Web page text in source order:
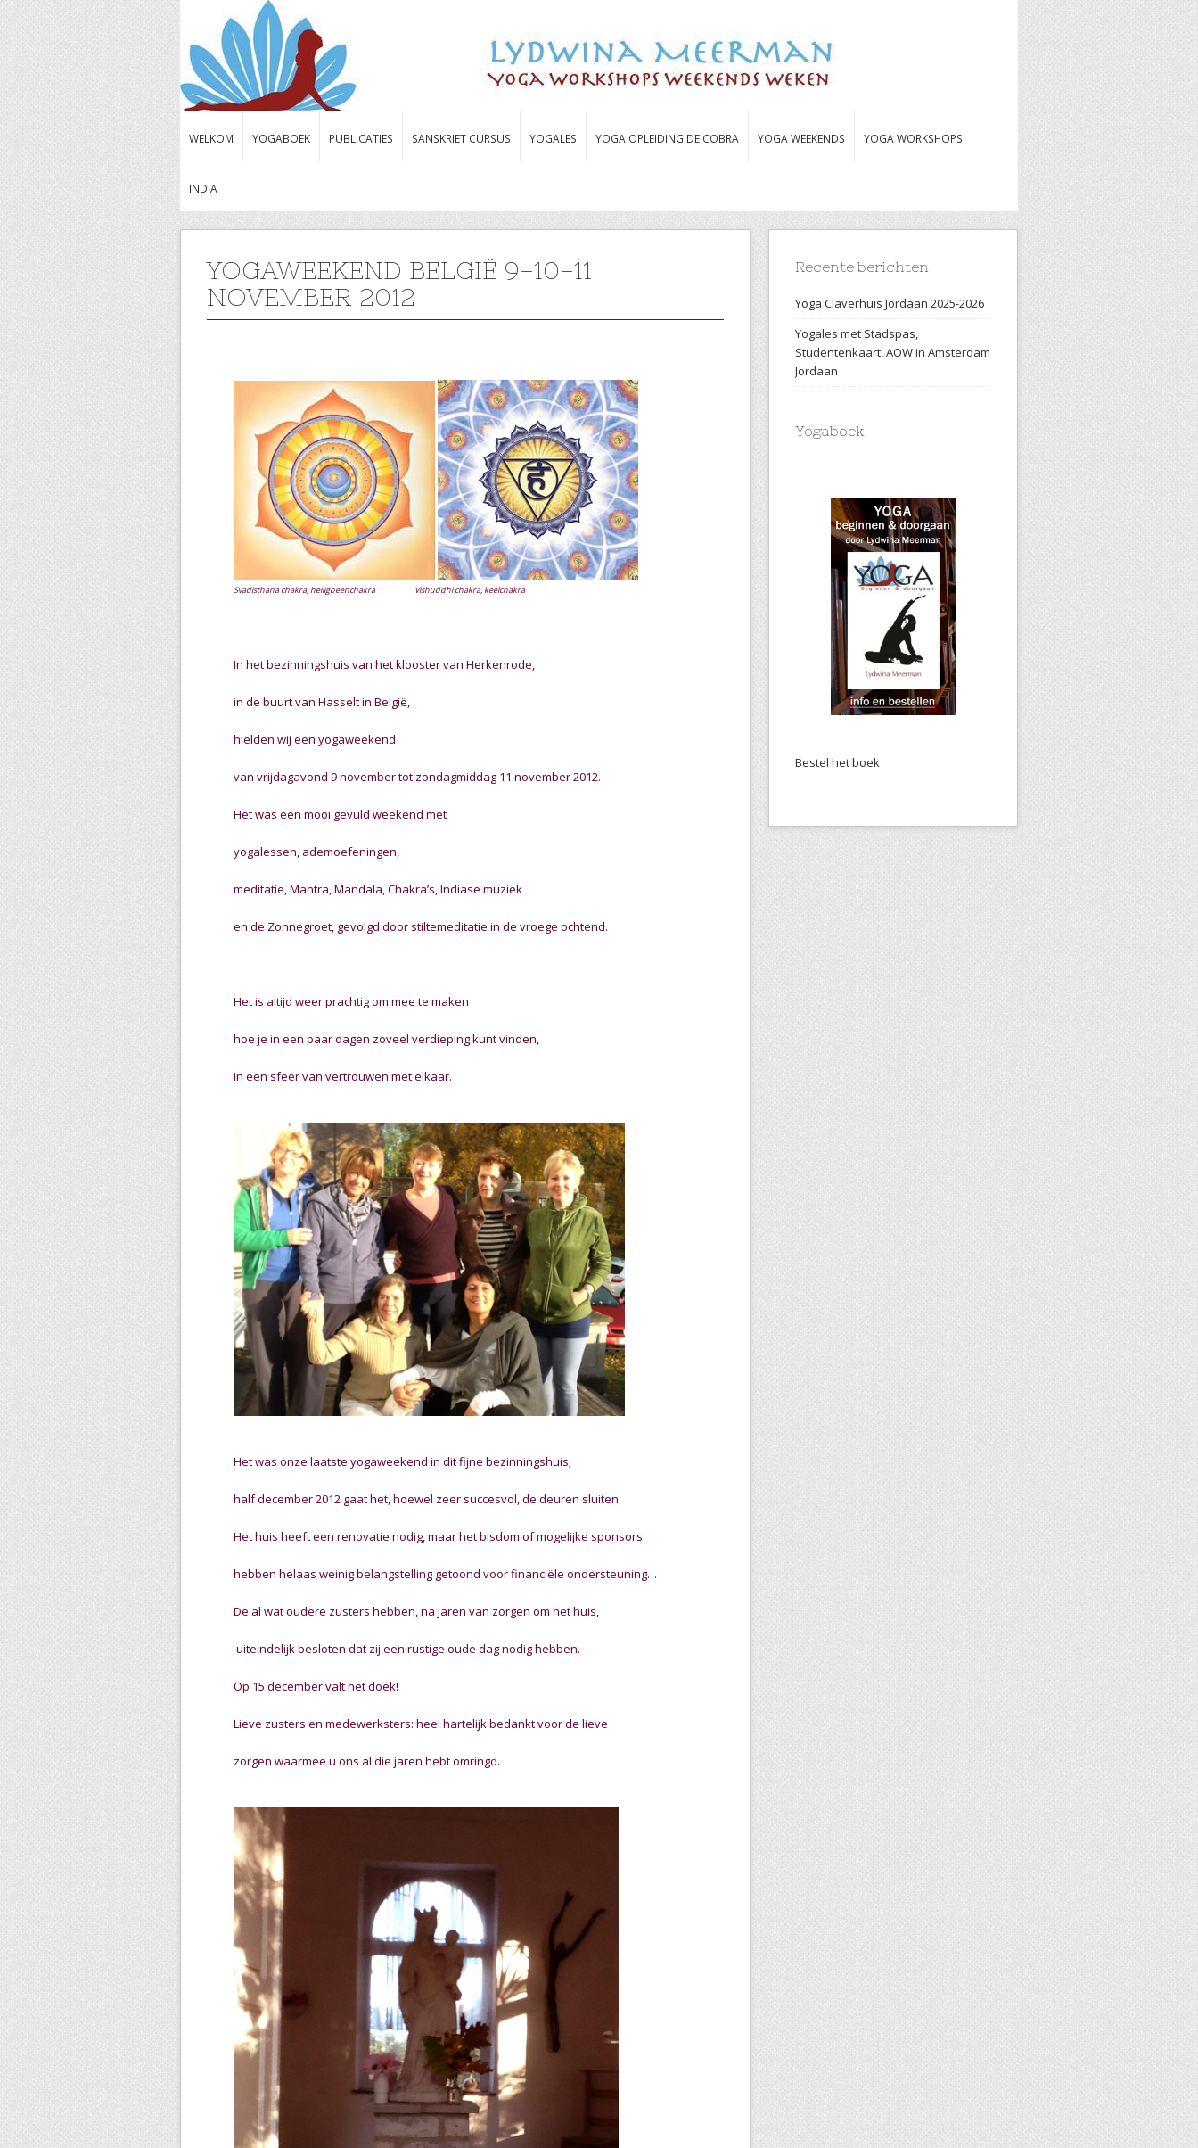
WELKOM YOGABOEK PUBLICATIES SANSKRIET CURSUS YOGALES YOGA OPLEIDING DE COBRA YOGA WEEKENDS YOGA WORKSHOPS
INDIA
YOGAWEEKEND BELGIË 9-10-11
NOVEMBER 2012
Svadisthana chakra, heiligbeenchakra Vishuddhi chakra, keelchakra
In het bezinningshuis van het klooster van Herkenrode,
in de buurt van Hasselt in België,
hielden wij een yogaweekend
van vrijdagavond 9 novembertot zondagmiddag 11 november 2012.
Het was een mooi gevuld weekend met
yogalessen, ademoefeningen,
meditatie, Mantra, Mandala, Chakra’s, Indiase muziek
en de Zonnegroet, gevolgd door stiltemeditatie in de vroege ochtend.
Het is altijd weer prachtig om mee te maken
hoe je in een paar dagen zoveel verdieping kunt vinden,
in een sfeer van vertrouwen met elkaar.
Het was onze laatste yogaweekend in dit fijne bezinningshuis;
half december 2012 gaat het, hoewel zeer succesvol, de deuren sluiten.
Het huis heeft een renovatie nodig, maar het bisdom of mogelijke sponsors
hebben helaas weinig belangstelling getoond voor financiële ondersteuning…
De al wat oudere zusters hebben, na jaren van zorgen om het huis,
uiteindelijk besloten dat zij een rustige oude dag nodig hebben.
Op 15 december valt het doek!
Lieve zusters en medewerksters: heel hartelijk bedankt voor de lieve
zorgen waarmee u ons al die jaren hebt omringd.
Recente berichten
Yoga Claverhuis Jordaan 2025-2026
Yogales met Stadspas,
Studentenkaart, AOW in Amsterdam
Jordaan
Yogaboek
Bestel het boek